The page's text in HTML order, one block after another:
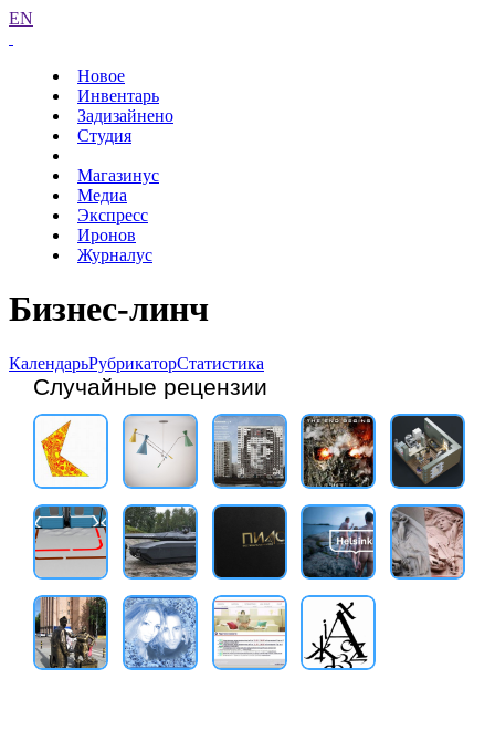
EN
Новое
Инвентарь
Задизайнено
Студия
Магазинус
Медиа
Экспресс
Иронов
Журналус
Бизнес-линч
КалендарьРубрикаторСтатистика
Случайные рецензии